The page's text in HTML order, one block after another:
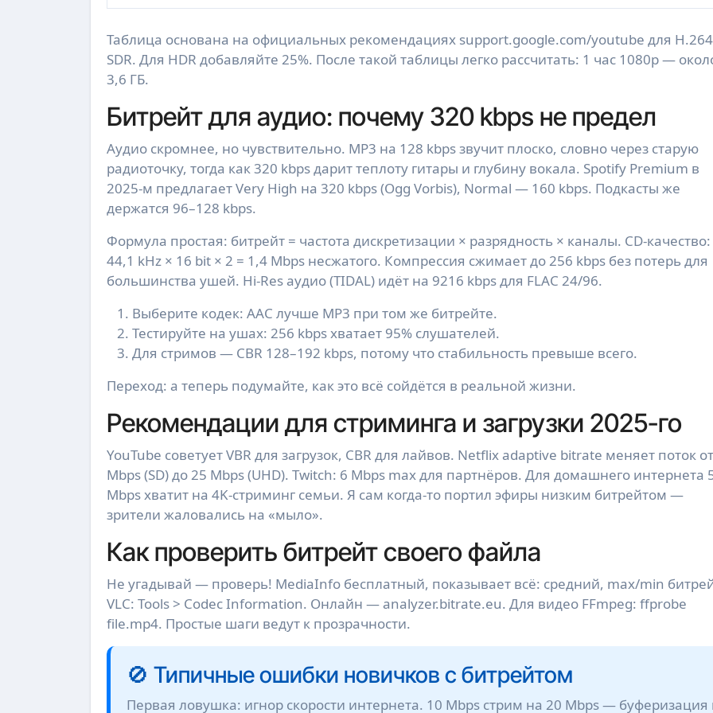
Таблица основана на официальных рекомендациях support.google.com/youtube для
SDR. Для HDR добавляйте 25%. После такой таблицы легко рассчитать: 1 час 1080p —
3,6 ГБ.
Битрейт для аудио: почему 320 kbps не предел
Аудио скромнее, но чувствительно. MP3 на 128 kbps звучит плоско, словно через старую
радиоточку, тогда как 320 kbps дарит теплоту гитары и глубину вокала. Spotify Premium в
2025-м предлагает Very High на 320 kbps (Ogg Vorbis), Normal — 160 kbps. Подкасты же
держатся 96–128 kbps.
Формула простая: битрейт = частота дискретизации × разрядность × каналы. CD-качество:
44,1 kHz × 16 bit × 2 = 1,4 Mbps несжатого. Компрессия сжимает до 256 kbps без потерь для
большинства ушей. Hi-Res аудио (TIDAL) идёт на 9216 kbps для FLAC 24/96.
Выберите кодек: AAC лучше MP3 при том же битрейте.
Тестируйте на ушах: 256 kbps хватает 95% слушателей.
Для стримов — CBR 128–192 kbps, потому что стабильность превыше всего.
Переход: а теперь подумайте, как это всё сойдётся в реальной жизни.
Рекомендации для стриминга и загрузки 2025-го
YouTube советует VBR для загрузок, CBR для лайвов. Netflix adaptive bitrate меняет поток
Mbps (SD) до 25 Mbps (UHD). Twitch: 6 Mbps max для партнёров. Для домашнего интернета
Mbps хватит на 4K-стриминг семьи. Я сам когда-то портил эфиры низким битрейтом —
зрители жаловались на «мыло».
Как проверить битрейт своего файла
Не угадывай — проверь! MediaInfo бесплатный, показывает всё: средний, max/min
VLC: Tools > Codec Information. Онлайн — analyzer.bitrate.eu. Для видео FFmpeg: ffprobe
file.mp4. Простые шаги ведут к прозрачности.
🚫 Типичные ошибки новичков с битрейтом
Первая ловушка: игнор скорости интернета. 10 Mbps стрим на 20 Mbps — буферизация и